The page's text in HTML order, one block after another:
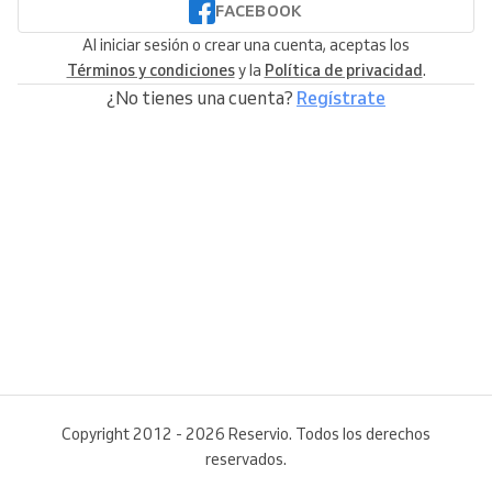
FACEBOOK
Al iniciar sesión o crear una cuenta, aceptas los
Términos y condicionesy la Política de privacidad.
¿No tienes una cuenta? Regístrate
Copyright 2012 - 2026 Reservio. Todos los derechos
reservados.